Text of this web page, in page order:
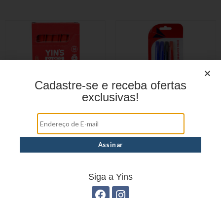
CANETAS
CANETAS
Cadastre-se e receba ofertas
exclusivas!
Siga a Yins